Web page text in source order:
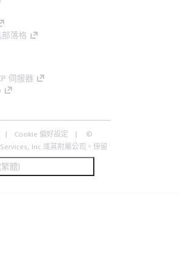
落格
伺服器
Cookie 偏好設定
©
Inc.或其附屬公司。保留
體)